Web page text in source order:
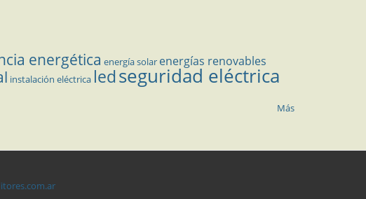
energética energía solar energías renovables
instalación eléctrica ledseguridad eléctrica
Más